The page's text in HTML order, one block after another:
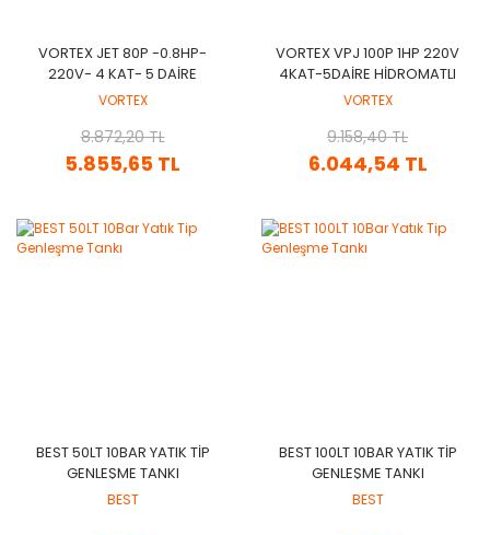
VORTEX JET 80P -0.8HP-
220V- 4 KAT- 5 DAİRE
HİDROMATLI PAKET
VORTEX
5.855,65 TL
8.872,20 TL
VORTEX VPJ 100P 1HP 220V
4KAT-5DAIRE HIDROMATLI
PAKET HIDROFOR
VORTEX
6.044,54 TL
9.158,40 TL
BEST 50LT 10BAR YATIK TIP
GENLEŞME TANKI
BEST
BEST 100LT 10BAR YATIK TIP
GENLEŞME TANKI
BEST